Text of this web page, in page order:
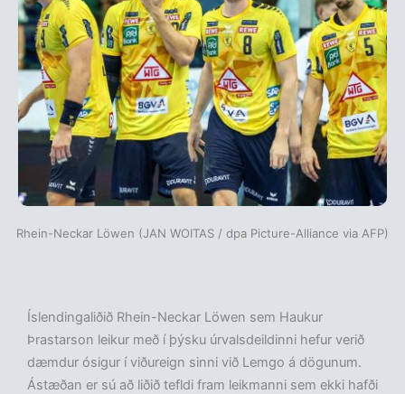
Rhein-Neckar Löwen (JAN WOITAS / dpa Picture-Alliance via AFP)
Íslendingaliðið Rhein-Neckar Löwen sem Haukur
Þrastarson leikur með í þýsku úrvalsdeildinni hefur verið
dæmdur ósigur í viðureign sinni við Lemgo á dögunum.
Ástæðan er sú að liðið tefldi fram leikmanni sem ekki hafði